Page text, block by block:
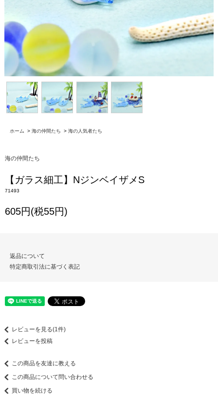
ホーム > 海の仲間たち > 海の人気者たち
海の仲間たち
【ガラス細工】NジンベイザメS
71493
605円(税55円)
返品について
特定商取引法に基づく表記
レビューを見る(1件)
レビューを投稿
この商品を友達に教える
この商品について問い合わせる
買い物を続ける